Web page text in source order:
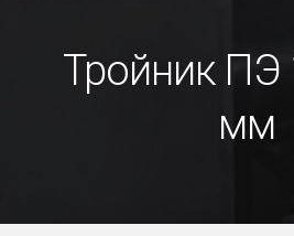
Тройник ПЭ
мм